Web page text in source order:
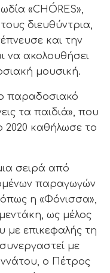
«CHÓRES»,
διευθύντρια,
και την
να ακολουθήσει
μουσική.
παραδοσιακό
τα παιδιά», που
2020 καθήλωσε το
σειρά από
παραγωγών
η «Φόνισσα»,
ως μέλος
με επικεφαλής τη
με
ο Πέτρος